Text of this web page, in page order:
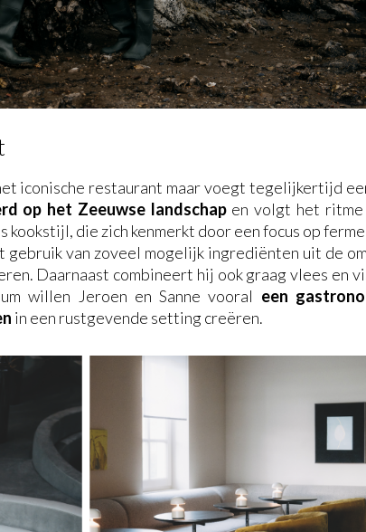
iconische restaurant maar voegt tegelijkertijd
op het Zeeuwse landschapen volgt het ritme
kookstijl, die zich kenmerkt door een focus op
gebruik van zoveel mogelijk ingrediënten uit de
Daarnaast combineert hij ook graag vlees en
willen Jeroen en Sanne vooral een
in een rustgevende setting creëren.